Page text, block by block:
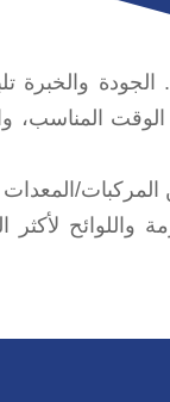
والخبرة
المناسب،
واللوائح لأكثر